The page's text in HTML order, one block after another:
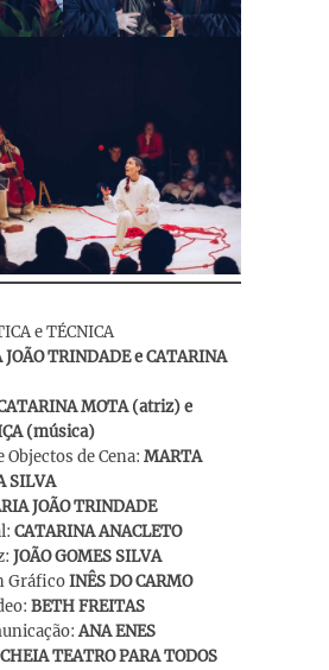
e TÉCNICA
TRINDADE e CATARINA
MOTA (atriz) e
(música)
Objectos de Cena: MARTA
SILVA
JOÃO TRINDADE
CATARINA ANACLETO
JOÃO GOMES SILVA
GráficoINÊS DO CARMO
BETH FREITAS
ANA ENES
TEATRO PARA TODOS